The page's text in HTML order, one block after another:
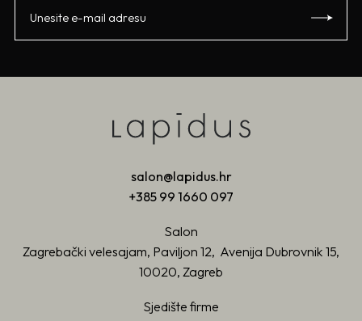
salon@lapidus.hr
+385 99 1660 097
Salon
Zagrebački velesajam, Paviljon 12, Avenija Dubrovnik 15,
10020, Zagreb
Sjedište firme